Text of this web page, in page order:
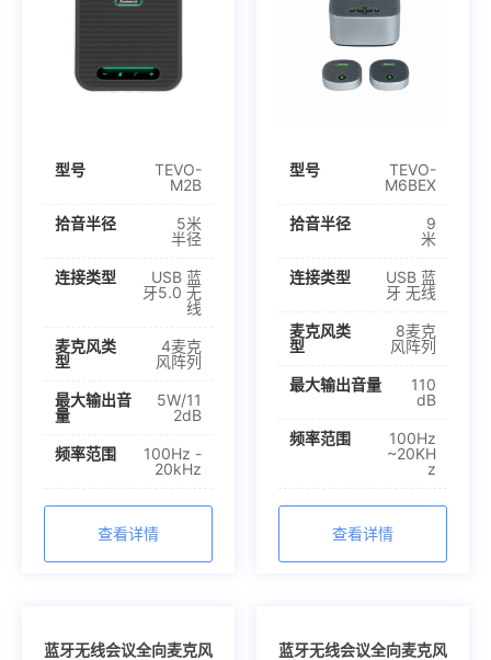
型号
TEVO-
M2B
拾音半径
5米
半径
连接类型
USB 蓝
牙5.0 无
线
麦克风类
型
4麦克
风阵列
最大输出音
量
5W/11
2dB
频率范围
100Hz -
20kHz
查看详情
型号
TEVO-
M6BEX
拾音半径
9
米
连接类型
USB 蓝
牙 无线
麦克风类
型
8麦克
风阵列
最大输出音量
110
dB
频率范围
100Hz
~20KH
z
查看详情
蓝牙无线会议全向麦克风 蓝牙无线会议全向麦克风